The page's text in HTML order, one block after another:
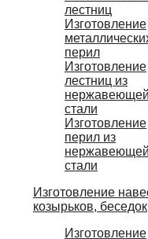
лестниц
Изготовление
перил
Изготовление
лестниц из
стали
Изготовление
перил из
стали
Изготовление
козырьков, беседок
Изготовление